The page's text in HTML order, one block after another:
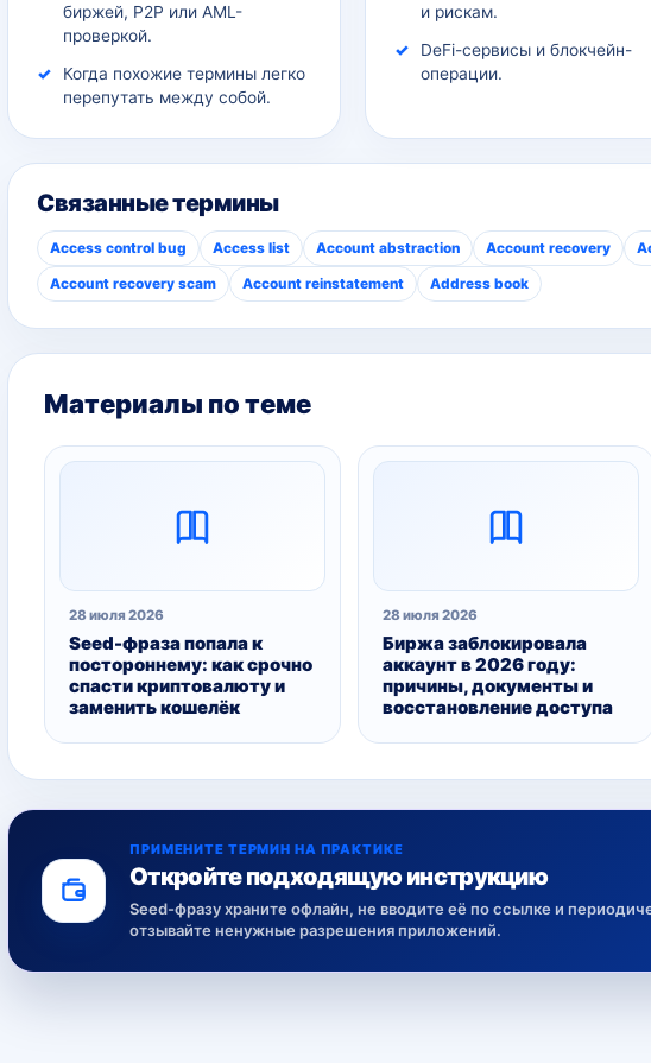
биржей, P2P или AML-
проверкой.
Когда похожие термины легко
перепутать между собой.
и рискам.
DeFi-сервисы и блокчейн-
операции.
Связанные термины
Access control bug Access list Account abstraction Account recovery
Account recovery scam Account reinstatement Address book
Материалы по теме
28 июля 2026
Seed-фраза попала к
постороннему: как срочно
спасти криптовалюту и
заменить кошелёк
28 июля 2026
Биржа заблокировала
аккаунт в 2026 году:
причины, документы и
восстановление доступа
ПРИМЕНИТЕ ТЕРМИН НА ПРАКТИКЕ
Откройте подходящую инструкцию
Seed-фразу храните офлайн, не вводите её по ссылке и
отзывайте ненужные разрешения приложений.